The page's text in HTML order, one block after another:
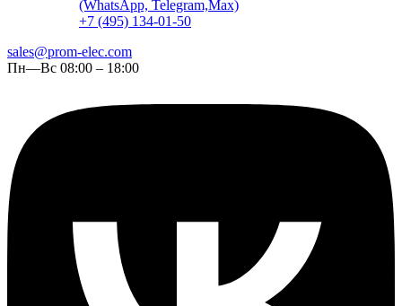
(WhatsApp, Telegram,Max)
+7 (495) 134-01-50
sales@prom-elec.com
Пн—Вс 08:00 – 18:00